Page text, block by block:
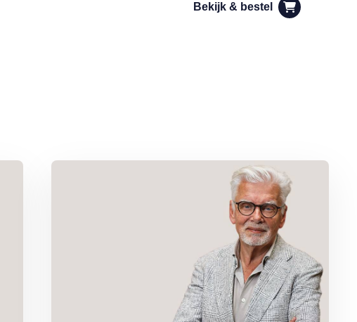
Bekijk & bestel
Lees meer over Column Jan Slagter: Vakantie